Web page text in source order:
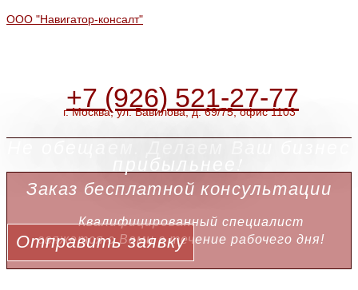
ООО "Навигатор-консалт"
+7 (926) 521-27-77
г. Москва, ул. Вавилова, д. 69/75, офис 1103
Не обещаем. Делаем Ваш бизнес
прибыльнее!
Заказ бесплатной консультации
Квалифицированный специалист
свяжется с Вами в течение рабочего дня!
Отправить заявку